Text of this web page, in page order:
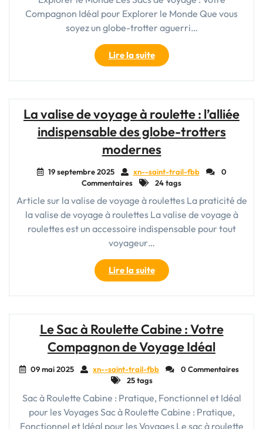
Compagnon Idéal pour Explorer le Monde Que vous
soyez un globe-trotter aguerri…
Lire la suite"Les
Sacs
de
Vos
Compagnons
Indispensables
pour
Explorer
le
Monde"
La valise de voyage à roulette : l’alliée
indispensable des globe-trotters
modernes
19 septembre 2025 xn--saint-trail-fbb
0
Commentaires
24 tags
Article sur la valise de voyage à roulettes La praticité de
la valise de voyage à roulettes La valise de voyage à
roulettes est un accessoire indispensable pour tout
voyageur…
Lire la suite"La
valise
de
roulette
:
indispensable
globe-
trotters
modernes"
Le Sac à Roulette Cabine : Votre
Compagnon de Voyage Idéal
09 mai 2025 xn--saint-trail-fbb
0 Commentaires
25 tags
Sac à Roulette Cabine : Pratique, Fonctionnel et Idéal
pour les Voyages Sac à Roulette Cabine : Pratique,
Fonctionnel et Idéal pour les Voyages Le sac à roulette